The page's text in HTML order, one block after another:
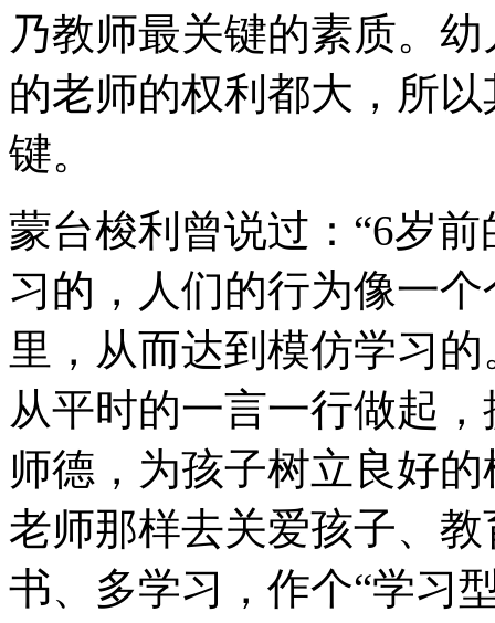
乃教师最关键的素质。
的老师的权利都大，所
键。
蒙台梭利曾说过：“6岁
习的，人们的行为像一
里，从而达到模仿学习
从平时的一言一行做起
师德，为孩子树立良好
老师那样去关爱孩子、
书、多学习，作个“学习